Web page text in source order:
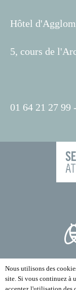
Hôtel
5, cours de
01 64 21 27 99 -
Nous utilisons des
site. Si vous continuez à